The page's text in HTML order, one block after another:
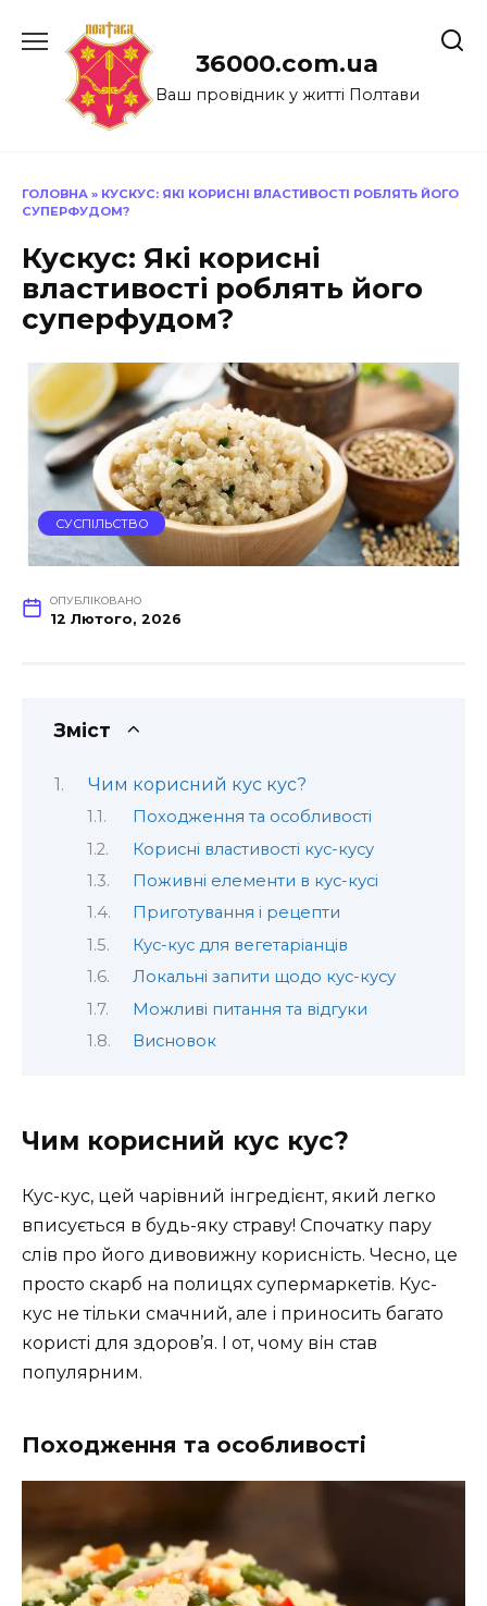
до
36000.com.ua
Ваш провідник у житті Полтави
ГОЛОВНА » КУСКУС: ЯКІ КОРИСНІ ВЛАСТИВОСТІ РОБЛЯТЬ ЙОГО
СУПЕРФУДОМ?
Кускус: Які корисні
властивості роблять його
суперфудом?
СУСПІЛЬСТВО
ОПУБЛІКОВАНО
12 Лютого, 2026
Зміст
Чим корисний кус кус?
Походження та особливості
Корисні властивості кус-кусу
Поживні елементи в кус-кусі
Приготування і рецепти
Кус-кус для вегетаріанців
Локальні запити щодо кус-кусу
Можливі питання та відгуки
Висновок
Чим корисний кус кус?
Кус-кус, цей чарівний інгредієнт, який легко
вписується в будь-яку страву! Спочатку пару
слів про його дивовижну корисність. Чесно, це
просто скарб на полицях супермаркетів. Кус-
кус не тільки смачний, але і приносить багато
користі для здоров’я. І от, чому він став
популярним.
Походження та особливості